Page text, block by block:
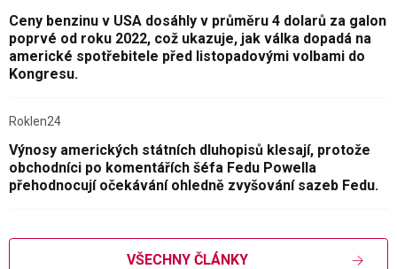
Ceny benzinu v USA dosáhly v průměru 4 dolarů za galon
poprvé od roku 2022, což ukazuje, jak válka dopadá na
americké spotřebitele před listopadovými volbami do
Kongresu.
Roklen24
Výnosy amerických státních dluhopisů klesají, protože
obchodníci po komentářích šéfa Fedu Powella
přehodnocují očekávání ohledně zvyšování sazeb Fedu.
VŠECHNY ČLÁNKY